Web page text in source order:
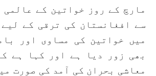
مارچ کے روز خواتین کے عالمی
سے افغانستان کی ترقی کے
میں خواتین کی مساوی اور
بھی زور دیا ہے اور کہا ہے
معاشی بحران کی آمد کی صورت